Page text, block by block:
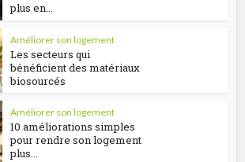
plus en...
Améliorer son logement
Les secteurs qui
bénéficient des matériaux
biosourcés
Améliorer son logement
10 améliorations simples
pour rendre son logement
plus...